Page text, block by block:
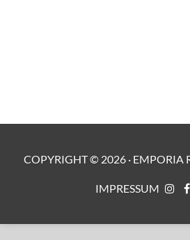
COPYRIGHT © 2026· EMPORIA
IMPRESSUM